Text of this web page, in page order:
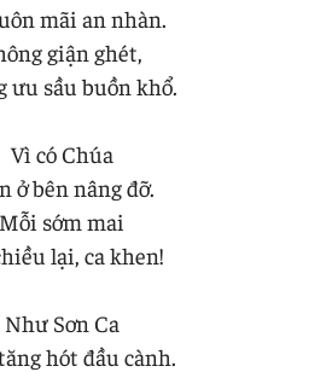
mãi an nhàn.
giận ghét,
ưu sầu buồn khổ.
Vì có Chúa
ở bên nâng đỡ.
Mỗi sớm mai
lại, ca khen!
Như Sơn Ca
hót đầu cành.